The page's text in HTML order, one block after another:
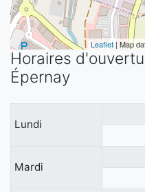
Leaflet| Map
Horaires
Épernay
Lundi
Mardi